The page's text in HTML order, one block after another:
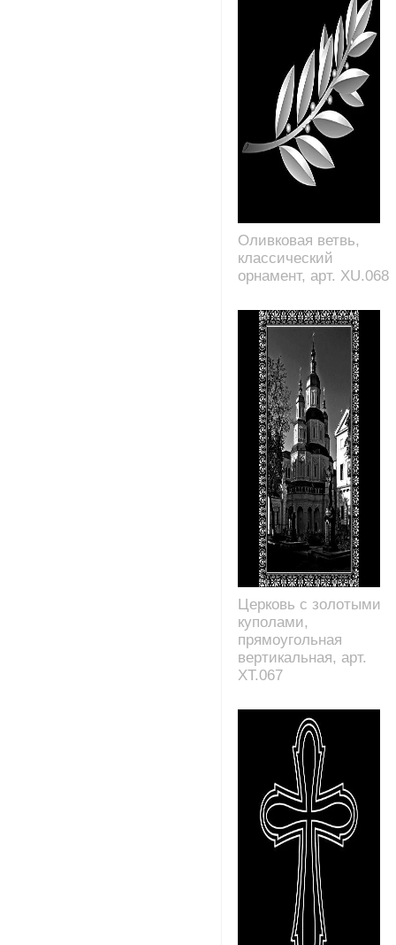
Оливковая ветвь,
классический
орнамент, арт. XU.068
Церковь с золотыми
куполами,
прямоугольная
вертикальная, арт.
XT.067